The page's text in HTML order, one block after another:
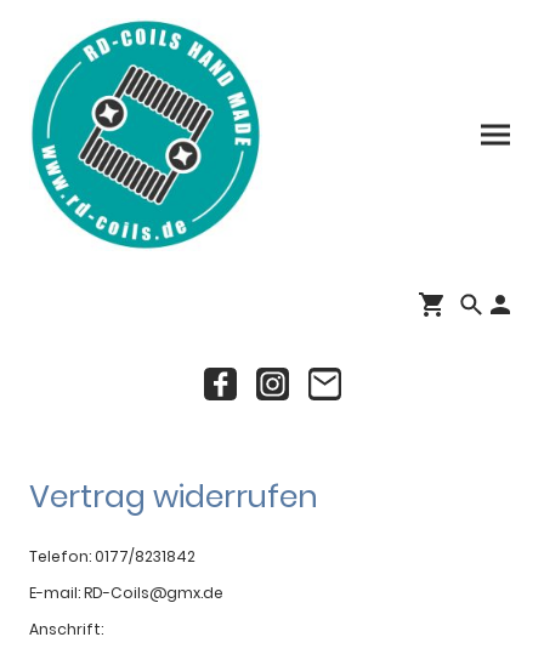
Vertrag widerrufen
Telefon: 0177/8231842
E-mail: RD-Coils@gmx.de
Anschrift: